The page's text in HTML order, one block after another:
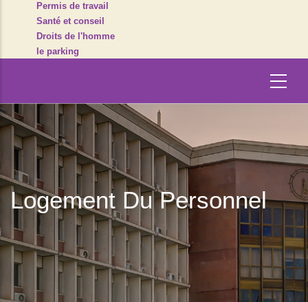
Permis de travail
Santé et conseil
Droits de l'homme
le parking
Logement Du Personnel